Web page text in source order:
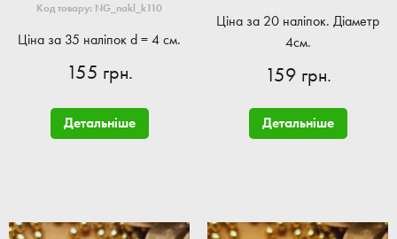
Код товару: NG_nakl_k110
Ціна за 35 наліпок d = 4 см.
155 грн.
Детальніше
Ціна за 20 наліпок. Діаметр
4см.
159 грн.
Детальніше